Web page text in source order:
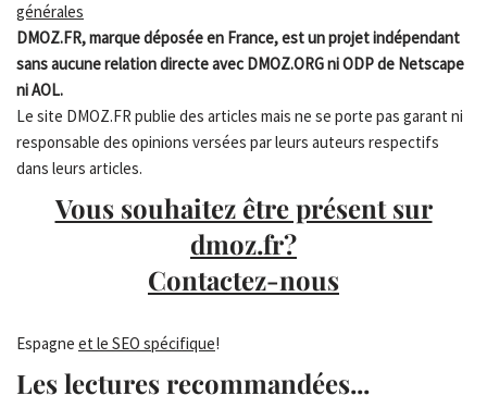
générales
DMOZ.FR, marque déposée en France, est un projet indépendant
sans aucune relation directe avec DMOZ.ORG ni ODP de Netscape
ni AOL.
Le site DMOZ.FR publie des articles mais ne se porte pas garant ni
responsable des opinions versées par leurs auteurs respectifs
dans leurs articles.
Vous souhaitez être présent sur
dmoz.fr?
Contactez-nous
Espagne et le SEO spécifique!
Les lectures recommandées...